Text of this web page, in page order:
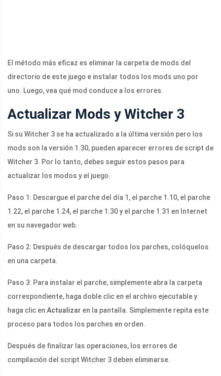
El método más eficaz es eliminar la carpeta de mods del
directorio de este juego e instalar todos los mods uno por
uno. Luego, vea qué mod conduce a los errores.
Actualizar Mods y Witcher 3
Si su Witcher 3 se ha actualizado a la última versión pero los
mods son la versión 1.30, pueden aparecer errores de script de
Witcher 3. Por lo tanto, debes seguir estos pasos para
actualizar los modos y el juego.
Paso 1: Descargue el parche del día 1, el parche 1.10, el parche
1.22, el parche 1.24, el parche 1.30 y el parche 1.31 en Internet
en su navegador web.
Paso 2: Después de descargar todos los parches, colóquelos
en una carpeta.
Paso 3: Para instalar el parche, simplemente abra la carpeta
correspondiente, haga doble clic en el archivo ejecutable y
haga clic en Actualizar en la pantalla. Simplemente repita este
proceso para todos los parches en orden.
Después de finalizar las operaciones, los errores de
compilación del script Witcher 3 deben eliminarse.